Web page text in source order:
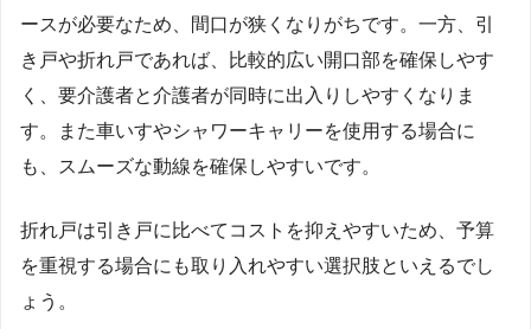
ースが必要なため、間口が狭くなりがちです。一方、引
き戸や折れ戸であれば、比較的広い開口部を確保しやす
く、要介護者と介護者が同時に出入りしやすくなりま
す。また車いすやシャワーキャリーを使用する場合に
も、スムーズな動線を確保しやすいです。
折れ戸は引き戸に比べてコストを抑えやすいため、予算
を重視する場合にも取り入れやすい選択肢といえるでし
ょう。